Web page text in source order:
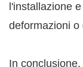
l'installazione
deformazioni o
In